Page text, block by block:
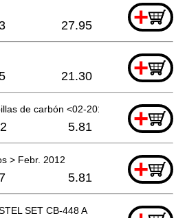
+
27.95
+
21.30
de carbón <02-2012 A +
5.81
> Febr. 2012 +
5.81
SET CB-448 A